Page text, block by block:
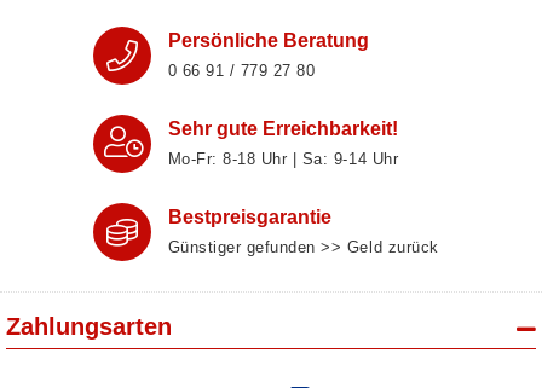
Persönliche Beratung
0 66 91 / 779 27 80
Sehr gute Erreichbarkeit!
Mo-Fr: 8‑18 Uhr | Sa: 9‑14 Uhr
Bestpreisgarantie
Günstiger gefunden >> Geld zurück
Zahlungsarten